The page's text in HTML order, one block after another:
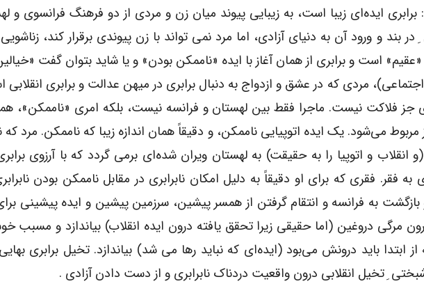
برابری ایده‌ای زیبا است، به زیبایی پیوند میان زن و مردی از دو فرهنگ فرانسوی و
بند و ورود آن به دنیای آزادی، اما مرد نمی تواند با زن پیوندی برقرار کند،
است و برابری از همان آغاز با ایده «ناممکن بودن» و یا شاید بتوان گفت
مردی که در عشق و ازدواج به دنبال برابری در میهن عدالت و برابری انقلابی
جز فلاکت نیست. ماجرا فقط بین لهستان و فرانسه نیست، بلکه امری «ناممکن»،
می‌شود. یک ایده اتوپیایی ناممکن، و دقیقاً همان اندازه زیبا که ناممکن. مرد که
(و انقلاب و اتوپیا را به حقیقت) به لهستان ویران شده‌ای برمی گردد که با آرزوی
فقر. فقری که برای او دقیقاً به دلیل امکان نابرابری در مقابل ناممکن بودن
به فرانسه و انتقام گرفتن از همسر پیشین، سرزمین پیشین و ایده پیشینی
مرگی دروغین (اما حقیقی زیرا تحقق یافته درون ایده انقلاب) بیاندازد و مسبب
ابتدا باید درونش می‌بود (ایده‌ای که نباید رها می شد) بیاندازد. تخیل برابری
تخیل انقلابی درون واقعیت دردناک نابرابری و از دست دادن آزادی .